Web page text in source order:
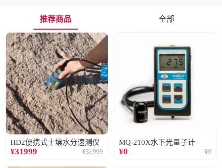
推荐商品 全部
HD2便携式土壤水分速测仪
¥31999 ¥31999
MQ-210X水下光量子计
¥0 ¥0